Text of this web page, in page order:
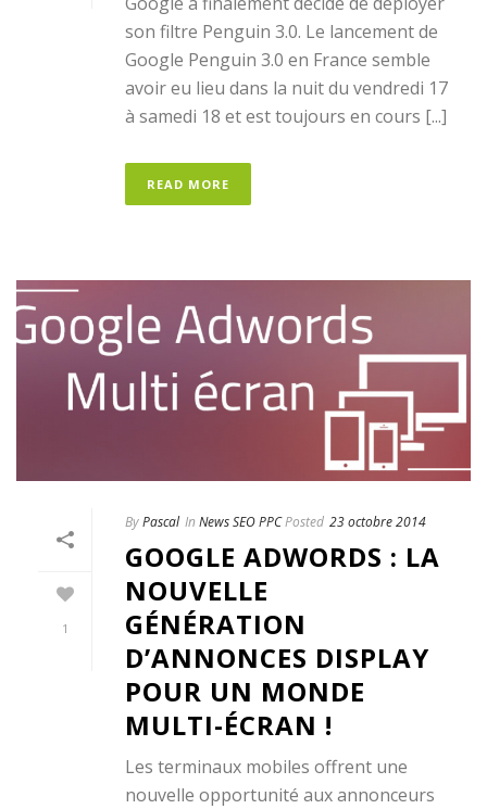
son filtre Penguin 3.0. Le lancement de
Google Penguin 3.0 en France semble
avoir eu lieu dans la nuit du vendredi 17
à samedi 18 et est toujours en cours [...]
READ MORE
1
ByPascal In News SEO PPCPosted 23 octobre 2014
GOOGLE ADWORDS : LA
NOUVELLE
GÉNÉRATION
D’ANNONCES DISPLAY
POUR UN MONDE
MULTI-ÉCRAN !
Les terminaux mobiles offrent une
nouvelle opportunité aux annonceurs